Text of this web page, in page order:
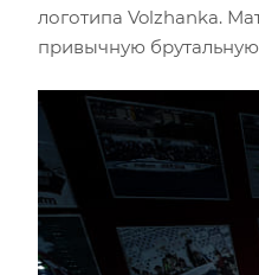
логотипа Volzhanka.
привычную